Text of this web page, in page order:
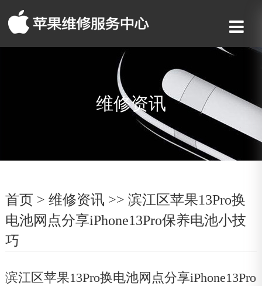
维修资讯
首页 > 维修资讯 >> 滨江区苹果13Pro换
电池网点分享iPhone13Pro保养电池小技
巧
滨江区苹果13Pro换电池网点分享iPhone13Pro